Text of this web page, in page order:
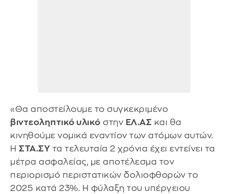
«Θα αποστείλουμε το συγκεκριμένο
βιντεοληπτικό υλικό στην ΕΛ.ΑΣ και θα
κινηθούμε νομικά εναντίον των ατόμων αυτών.
Η ΣΤΑ.ΣΥ τα τελευταία 2 χρόνια έχει εντείνει τα
μέτρα ασφαλείας, με αποτέλεσμα τον
περιορισμό περιστατικών δολιοφθορών το
2025 κατά 23%. Η φύλαξη του υπέργειου